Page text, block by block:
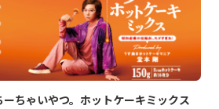
ちゃいやつ。ホットケーキミックス